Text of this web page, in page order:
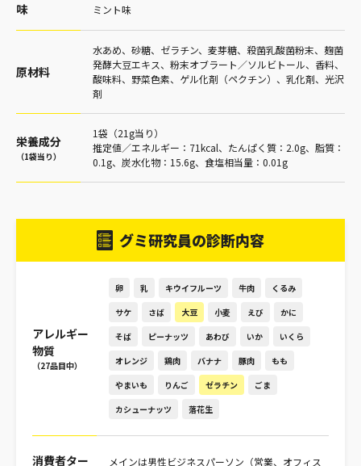
味 ミント味
原材料
水あめ、砂糖、ゼラチン、麦芽糖、殺菌乳酸菌粉末、麹菌
発酵大豆エキス、粉末オブラート／ソルビトール、香料、
酸味料、野菜色素、ゲル化剤（ペクチン）、乳化剤、光沢
剤
栄養成分
（1袋当り）
1袋（21g当り）
推定値／エネルギー：71kcal、たんぱく質：2.0g、脂質：
0.1g、炭水化物：15.6g、食塩相当量：0.01g
グミ研究員の診断内容
アレルギー
物質
（27品目中）
卵 乳 キウイフルーツ 牛肉
くるみ
サケ
さば 大豆 小麦 えび
かに
そば
ピーナッツ あわび いか
いくら
オレンジ
鶏肉 バナナ 豚肉
もも
やまいも
りんご ゼラチン
ごま
カシューナッツ
落花生
消費者ター
メインは男性ビジネスパーソン（営業、オフィス